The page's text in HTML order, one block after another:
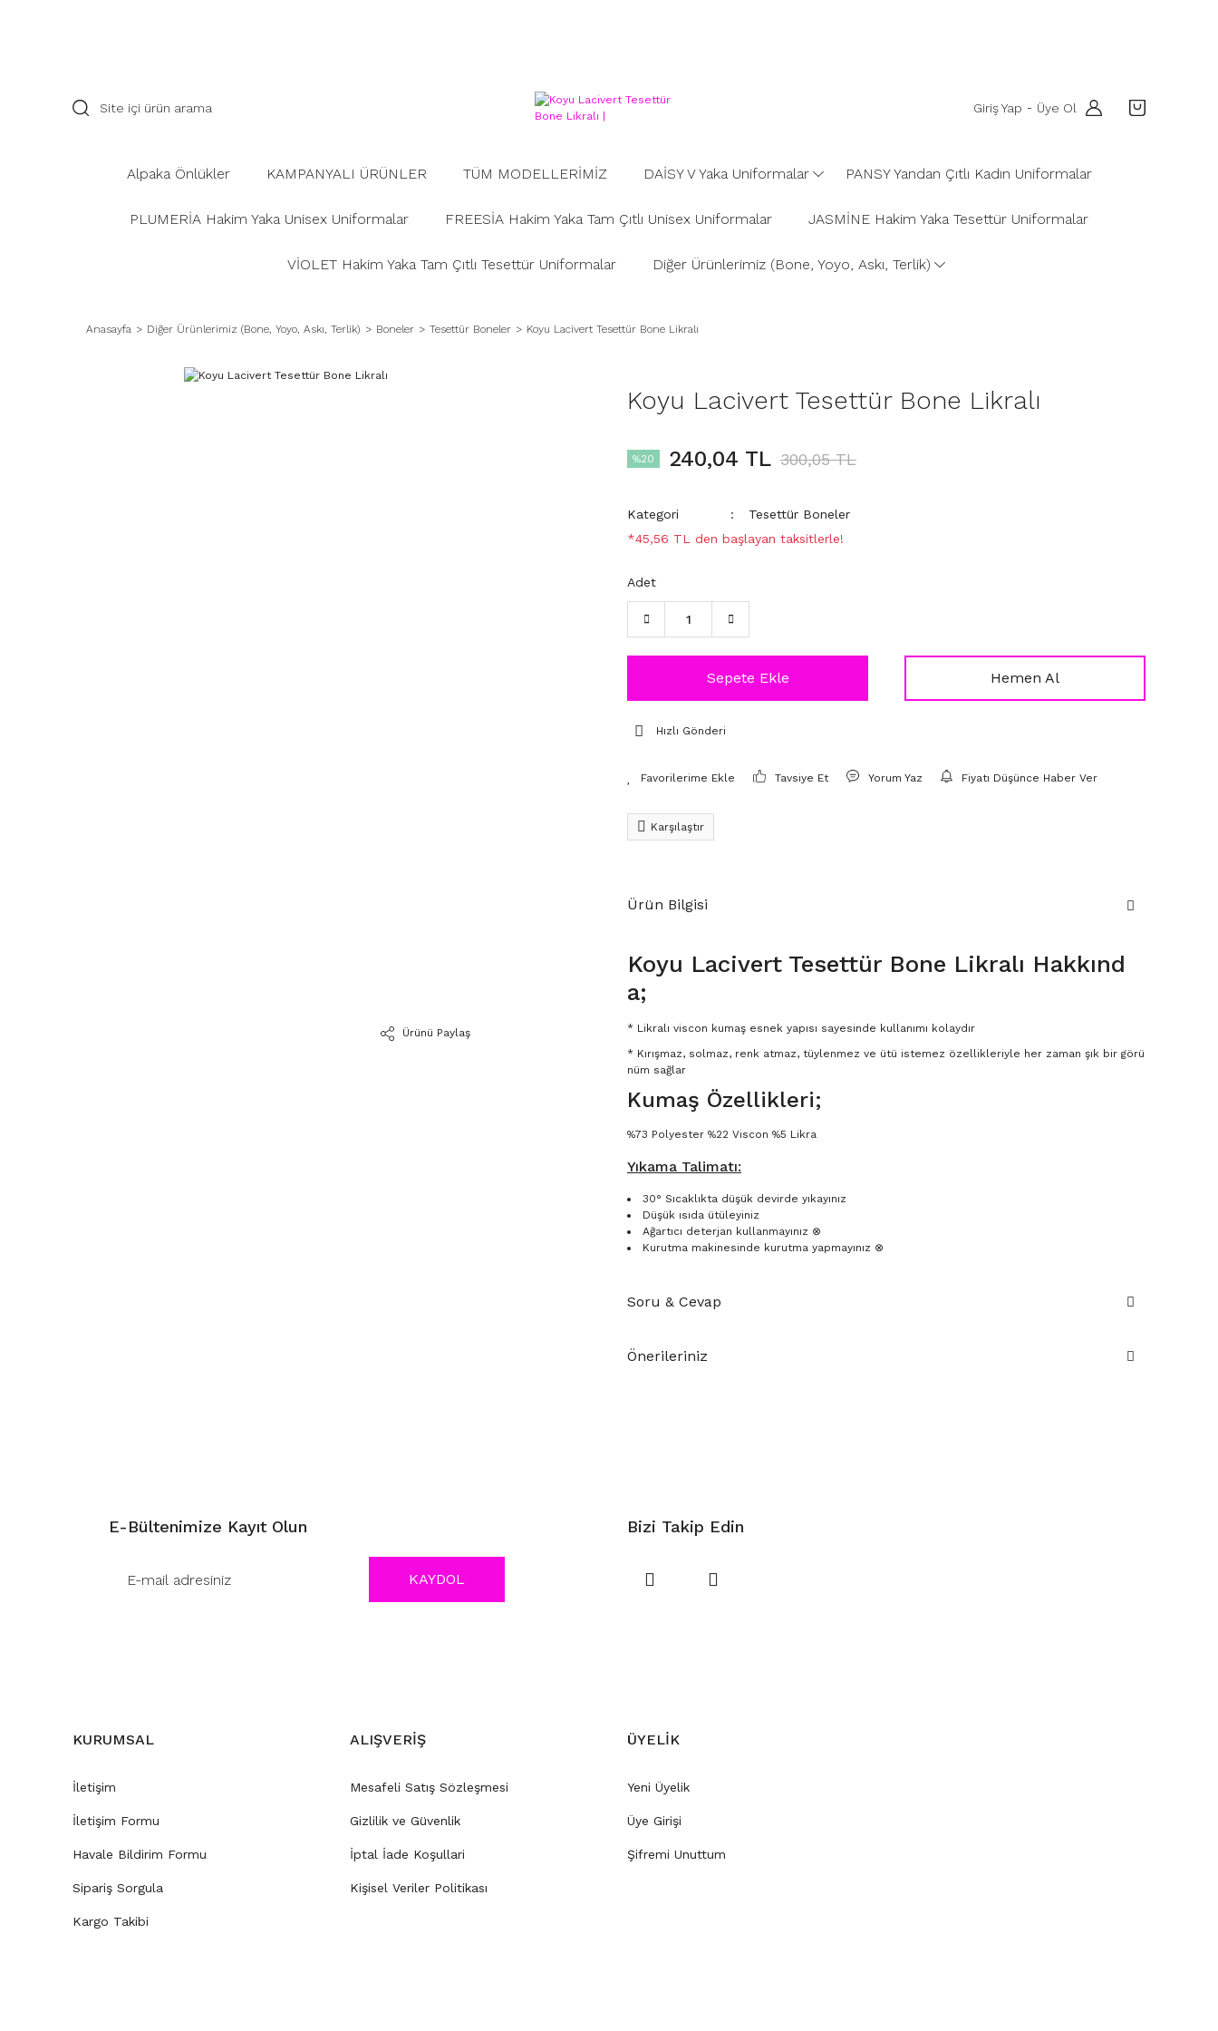
Giriş Yap - Üye Ol
Alpaka Önlükler KAMPANYALI ÜRÜNLER TÜM MODELLERİMİZ DAİSY V Yaka Uniformalar PANSY Yandan Çıtlı Kadın Uniformalar
PLUMERİA Hakim Yaka Unisex Uniformalar FREESİA Hakim Yaka Tam Çıtlı Unisex Uniformalar JASMİNE Hakim Yaka Tesettür Uniformalar
VİOLET Hakim Yaka Tam Çıtlı Tesettür Uniformalar Diğer Ürünlerimiz (Bone, Yoyo, Askı, Terlik)
Anasayfa Diğer Ürünlerimiz (Bone, Yoyo, Askı, Terlik) Boneler Tesettür Boneler Koyu Lacivert Tesettür Bone Likralı
Ürünü Paylaş
Koyu Lacivert Tesettür Bone Likralı
%20 240,04 TL 300,05 TL
Kategori
Tesettür Boneler
*45,56 TL den başlayan taksitlerle!
Adet
Sepete Ekle Hemen Al
Hızlı Gönderi
Tavsiye Et Yorum Yaz Fiyatı Düşünce Haber Ver
Karşılaştır
Ürün Bilgisi
Koyu Lacivert Tesettür Bone Likralı Hakkınd
a;
* Likralı viscon kumaş esnek yapısı sayesinde kullanımı kolaydır
* Kırışmaz, solmaz, renk atmaz, tüylenmez ve ütü istemez özellikleriyle her zaman şık bir görü
nüm sağlar
Kumaş Özellikleri;
%73 Polyester %22 Viscon %5 Likra
Yıkama Talimatı:
30° Sıcaklıkta düşük devirde yıkayınız
Düşük ısıda ütüleyiniz
Ağartıcı deterjan kullanmayınız ⊗
Kurutma makinesinde kurutma yapmayınız ⊗
Soru & Cevap
Önerileriniz
E-Bültenimize Kayıt Olun
KAYDOL
Bizi Takip Edin
KURUMSAL
İletişim
İletişim Formu
Havale Bildirim Formu
Sipariş Sorgula
Kargo Takibi
ALIŞVERİŞ
Mesafeli Satış Sözleşmesi
Gizlilik ve Güvenlik
İptal İade Koşullari
Kişisel Veriler Politikası
ÜYELİK
Yeni Üyelik
Üye Girişi
Şifremi Unuttum